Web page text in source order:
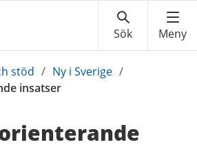
stöd / Ny i Sverige /
insatser